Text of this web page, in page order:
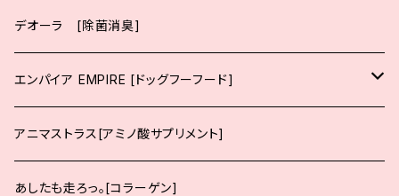
ポーク
小粒
ポーク
デオーラ [除菌消臭]
エンパイア EMPIRE [ドッグフーフード]
生後12ヶ月までの子犬向け
生後12ヶ月までの中大型犬の子犬向け
アニマストラス[アミノ酸サプリメント]
あしたも走ろっ。[コラーゲン]